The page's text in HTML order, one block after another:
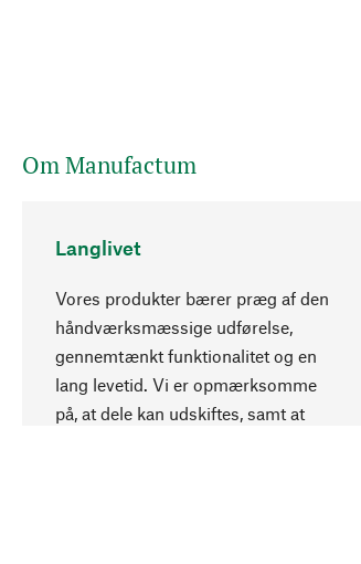
Om Manufactum
Langlivet
Vores produkter bærer præg af den
håndværksmæssige udførelse,
gennemtænkt funktionalitet og en
lang levetid. Vi er opmærksomme
på, at dele kan udskiftes, samt at